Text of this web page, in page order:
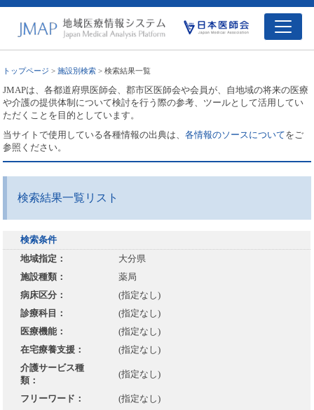
トップページ >施設別検索 > 検索結果一覧
JMAPは、各都道府県医師会、郡市区医師会や会員が、自地域の将来の医療
や介護の提供体制について検討を行う際の参考、ツールとして活用してい
ただくことを目的としています。
当サイトで使用している各種情報の出典は、各情報のソースについてをご
参照ください。
検索結果一覧リスト
検索条件
地域指定：
大分県
施設種類：
薬局
病床区分：
(指定なし)
診療科目：
(指定なし)
医療機能：
(指定なし)
在宅療養支援：
(指定なし)
介護サービス種
類：
(指定なし)
フリーワード： (指定なし)